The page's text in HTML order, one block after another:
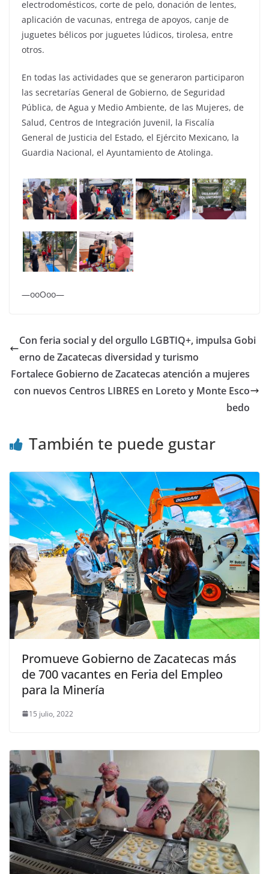
electrodomésticos, corte de pelo, donación de lentes,
aplicación de vacunas, entrega de apoyos, canje de
juguetes bélicos por juguetes lúdicos, tirolesa, entre
otros.
En todas las actividades que se generaron participaron
las secretarías General de Gobierno, de Seguridad
Pública, de Agua y Medio Ambiente, de las Mujeres, de
Salud, Centros de Integración Juvenil, la Fiscalía
General de Justicia del Estado, el Ejército Mexicano, la
Guardia Nacional, el Ayuntamiento de Atolinga.
—ooOoo—
Con feria social y del orgullo LGBTIQ+, impulsa Gobi
erno de Zacatecas diversidad y turismo
Fortalece Gobierno de Zacatecas atención a mujeres
con nuevos Centros LIBRES en Loreto y Monte Esco
bedo
También te puede gustar
Promueve Gobierno de Zacatecas más
de 700 vacantes en Feria del Empleo
para la Minería
15 julio, 2022